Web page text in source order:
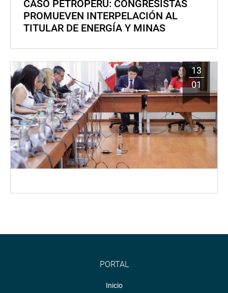
CASO PETROPERÚ: CONGRESISTAS
PROMUEVEN INTERPELACIÓN AL
TITULAR DE ENERGÍA Y MINAS
13
01
PORTAL
Inicio